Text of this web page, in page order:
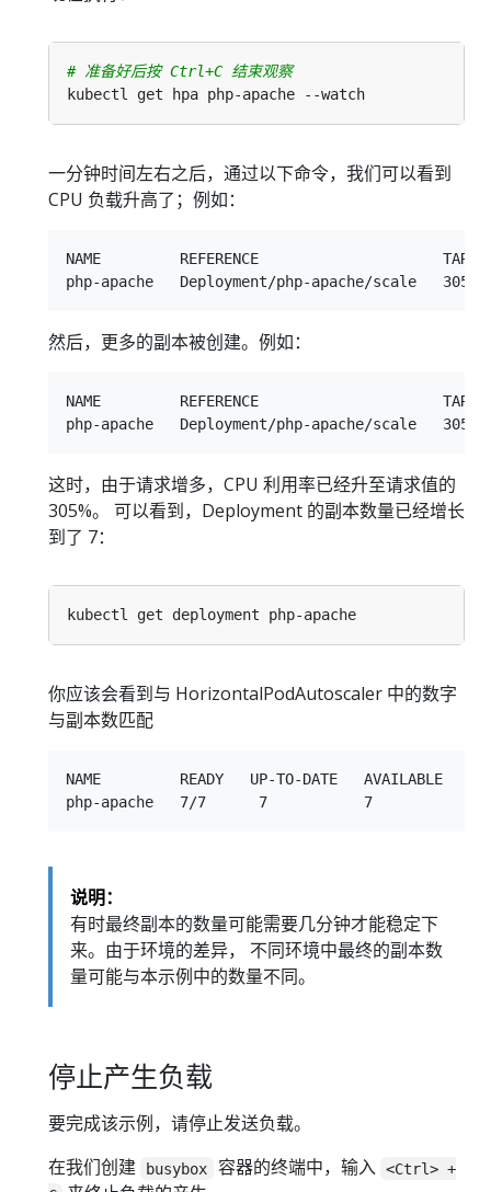
# 准备好后按 Ctrl+C 结束观察
一分钟时间左右之后，通过以下命令，我们可以看到
CPU 负载升高了；例如：
NAME         REFERENCE                     TARGET
然后，更多的副本被创建。例如：
NAME         REFERENCE                     TARGET
这时，由于请求增多，CPU 利用率已经升至请求值的
305%。 可以看到，Deployment 的副本数量已经增长
到了 7：
你应该会看到与 HorizontalPodAutoscaler 中的数字
与副本数匹配
NAME         READY   UP-TO-DATE   AVAILABLE
说明：
有时最终副本的数量可能需要几分钟才能稳定下
来。由于环境的差异， 不同环境中最终的副本数
量可能与本示例中的数量不同。
停止产生负载
要完成该示例，请停止发送负载。
在我们创建
busybox 容器的终端中，输入 <Ctrl> +